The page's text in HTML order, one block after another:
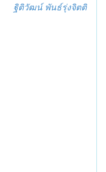
ฐิติวัฒน์ พันธ์รุ่งจิตติ